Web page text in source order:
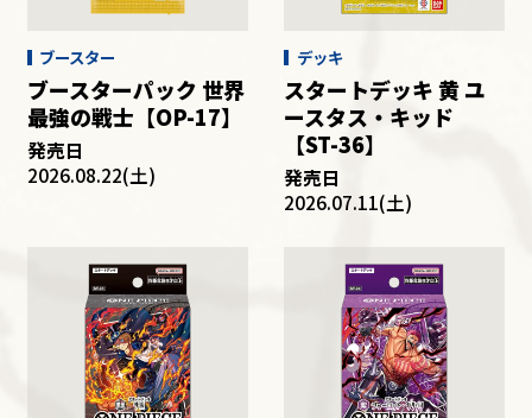
ブースター
ブースターパック 世界
最強の戦士【OP-17】
発売日
2026.08.22(土)
デッキ
スタートデッキ 黄 ユ
ースタス・キッド
【ST-36】
発売日
2026.07.11(土)